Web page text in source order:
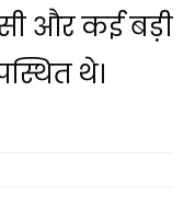
और कई बड़ी
थे।